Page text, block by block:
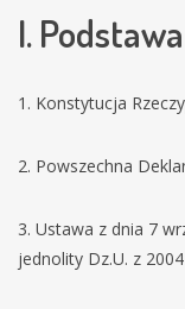
I.
1. Konstytucja
2. Powszechna
3. Ustawa z dnia 7
jednolity Dz.U. z